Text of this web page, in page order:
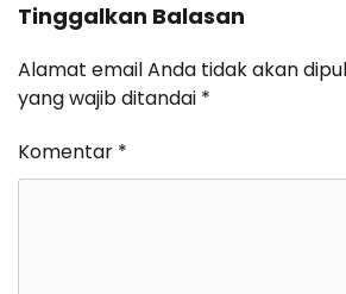
Tinggalkan Balasan
Alamat email Anda tidak akan
yang wajib ditandai *
Komentar *